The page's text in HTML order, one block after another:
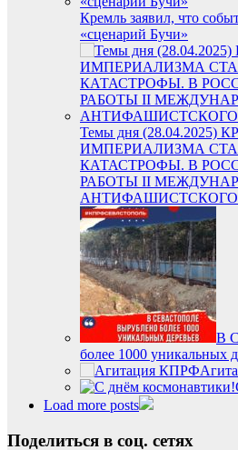
Кремль заявил, что
«сценарий Бучи»
Темы дня (28.04.2025)
ИМПЕРИАЛИЗМА
КАТАСТРОФЫ. В
РАБОТЫ II
В
более 1000 уникальных
Load more posts
Поделиться в соц. сетях